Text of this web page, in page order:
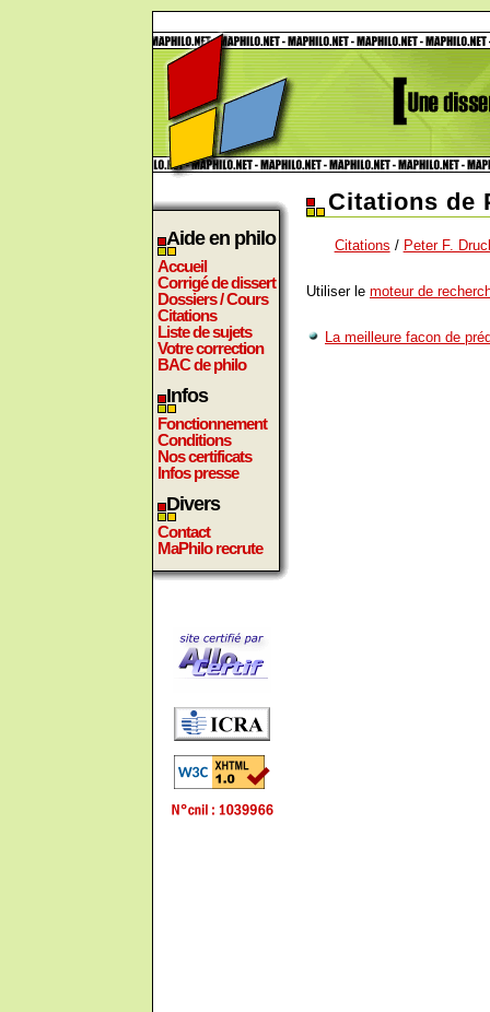
Aide en philo
Accueil
Corrigé de dissert
Dossiers / Cours
Citations
Liste de sujets
Votre correction
BAC de philo
Infos
Fonctionnement
Conditions
Nos certificats
Infos presse
Divers
Contact
MaPhilo recrute
Citations de
Citations / Peter F.
Utiliser le moteur de
La meilleure facon de